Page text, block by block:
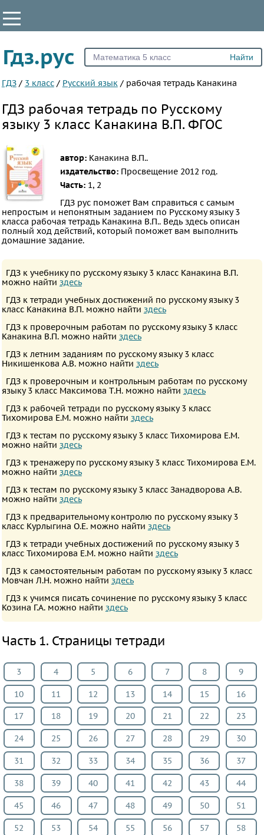
Все
1
3
5
6
7
8
9
10
ПРЕДМЕТЫ
предметы
Математика
Английский
язык
язык
Немецкий
Белорусский
язык
Французский
язык
Музыка
ИЗО
Литература
Окружающий
Человек
и
мир
Испанский
язык
Казахский
язык
Мир
природы
и
человека
Физкультура
ВИДЕОРЕШЕНИЯ
Гдз.рус
ГДЗ / 3 класс / Русский язык / рабочая тетрадь Канакина
ГДЗ рабочая тетрадь по Русскому
языку 3 класс Канакина В.П. ФГОС
автор: Канакина В.П..
издательство: Просвещение2012 год.
Часть:1, 2
ГДЗ рус поможет Вам справиться с самым
непростым и непонятным заданием по Русскому языку 3
класса рабочая тетрадь Канакина В.П.. Ведь здесь описан
полный ход действий, который поможет вам выполнить
домашние задание.
ГДЗ к учебнику по русскому языку 3 класс Канакина В.П.
можно найти здесь
ГДЗ к тетради учебных достижений по русскому языку 3
класс Канакина В.П. можно найти здесь
ГДЗ к проверочным работам по русскому языку 3 класс
Канакина В.П. можно найти здесь
ГДЗ к летним заданиям по русскому языку 3 класс
Никишенкова А.В. можно найти здесь
ГДЗ к проверочным и контрольным работам по русскому
языку 3 класс Максимова Т.Н. можно найти здесь
ГДЗ к рабочей тетради по русскому языку 3 класс
Тихомирова Е.М. можно найти здесь
ГДЗ к тестам по русскому языку 3 класс Тихомирова Е.М.
можно найти здесь
ГДЗ к тренажеру по русскому языку 3 класс Тихомирова Е.М.
можно найти здесь
ГДЗ к тестам по русскому языку 3 класс Занадворова А.В.
можно найти здесь
ГДЗ к предварительному контролю по русскому языку 3
класс Курлыгина О.Е. можно найти здесь
ГДЗ к тетради учебных достижений по русскому языку 3
класс Тихомирова Е.М. можно найти здесь
ГДЗ к самостоятельным работам по русскому языку 3 класс
Мовчан Л.Н. можно найти здесь
ГДЗ к учимся писать сочинение по русскому языку 3 класс
Козина Г.А. можно найти здесь
Часть 1. Страницы тетради
3 4 5 6 7 8 9
10 11 12 13 14 15 16
17 18 19 20 21 22 23
24 25 26 27 28 29 30
31 32 33 34 35 36 37
38 39 40 41 42 43 44
45 46 47 48 49 50 51
52 53 54 55 56 57 58